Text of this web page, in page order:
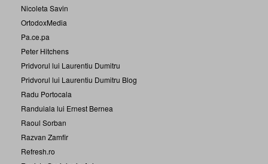
Nicoleta Savin
OrtodoxMedia
Pa.ce.pa
Peter Hitchens
Pridvorul lui Laurentiu Dumitru
Pridvorul lui Laurentiu Dumitru Blog
Radu Portocala
Randuiala lui Ernest Bernea
Raoul Sorban
Razvan Zamfir
Refresh.ro